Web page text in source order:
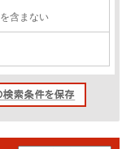
を含まない